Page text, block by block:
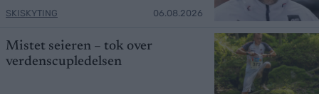
SKISKYTING 06.08.2026
Mistet seieren – tok over
verdenscupledelsen